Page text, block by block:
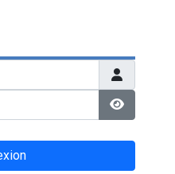
Afficher